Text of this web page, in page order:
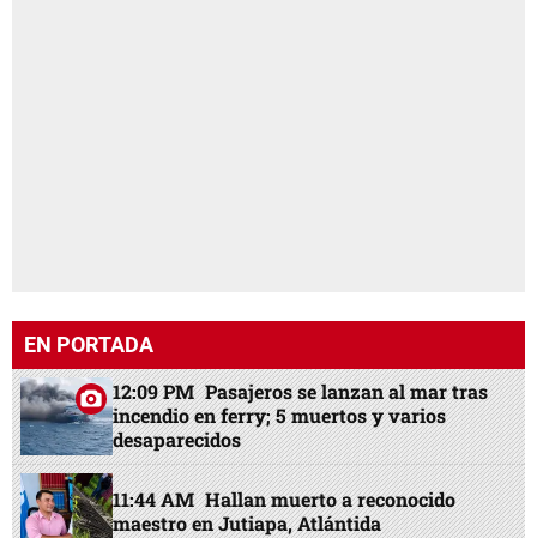
EN PORTADA
12:09 PM Pasajeros se lanzan al mar tras
incendio en ferry; 5 muertos y varios
desaparecidos
11:44 AM Hallan muerto a reconocido
maestro en Jutiapa, Atlántida